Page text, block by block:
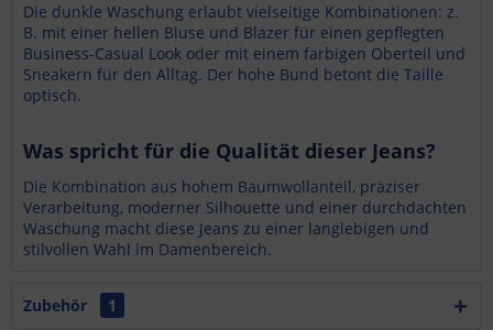
Die dunkle Waschung erlaubt vielseitige Kombinationen: z.
B. mit einer hellen Bluse und Blazer für einen gepflegten
Business-Casual Look oder mit einem farbigen Oberteil und
Sneakern für den Alltag. Der hohe Bund betont die Taille
optisch.
Was spricht für die Qualität dieser Jeans?
Die Kombination aus hohem Baumwollanteil, präziser
Verarbeitung, moderner Silhouette und einer durchdachten
Waschung macht diese Jeans zu einer langlebigen und
stilvollen Wahl im Damenbereich.
Zubehör 1